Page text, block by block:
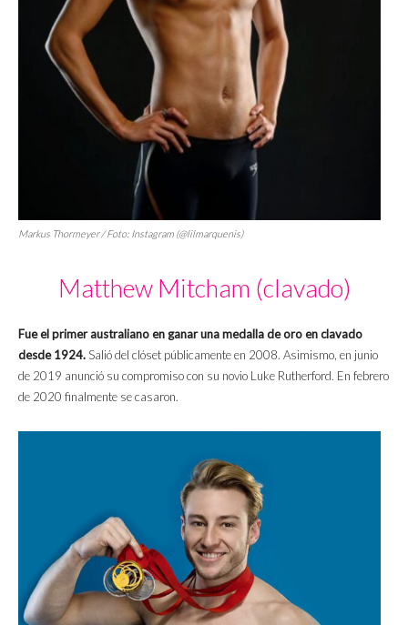
Markus Thormeyer / Foto: Instagram (@lilmarquenis)
Matthew Mitcham (clavado)
Fue el primer australiano en ganar una medalla de oro en clavado
desde 1924. Salió del clóset públicamente en 2008. Asimismo, en junio
de 2019 anunció su compromiso con su novio Luke Rutherford. En febrero
de 2020 finalmente se casaron.